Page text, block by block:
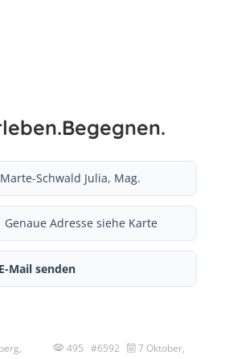
Marte-Schwald Julia, Mag.
Genaue Adresse siehe Karte
E-Mail senden
495 #6592
7 Oktober,